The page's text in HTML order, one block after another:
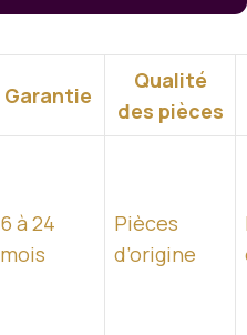
Garantie
Qualité
des pièces
6 à 24
mois
Pièces
d’origine